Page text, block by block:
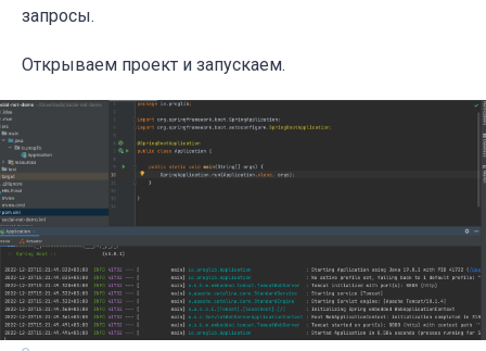
запросы.
Открываем проект и запускаем.